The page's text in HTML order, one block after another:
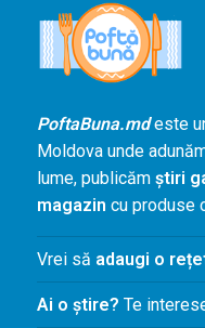
PoftaBuna.mdeste
Moldova unde
lume, publicăm știri
magazin cu produse
Vrei să adaugi o
Ai o știre? Te